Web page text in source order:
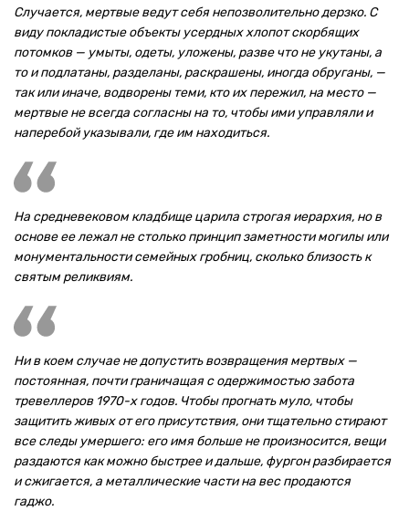
Случается, мертвые ведут себя непозволительно дерзко. С
виду покладистые объекты усердных хлопот скорбящих
потомков — умыты, одеты, уложены, разве что не укутаны, а
то и подлатаны, разделаны, раскрашены, иногда обруганы, —
так или иначе, водворены теми, кто их пережил, на место —
мертвые не всегда согласны на то, чтобы ими управляли и
наперебой указывали, где им находиться.
На средневековом кладбище царила строгая иерархия, но в
основе ее лежал не столько принцип заметности могилы или
монументальности семейных гробниц, сколько близость к
святым реликвиям.
Ни в коем случае не допустить возвращения мертвых —
постоянная, почти граничащая с одержимостью забота
тревеллеров 1970-х годов. Чтобы прогнать муло, чтобы
защитить живых от его присутствия, они тщательно стирают
все следы умершего: его имя больше не произносится, вещи
раздаются как можно быстрее и дальше, фургон разбирается
и сжигается, а металлические части на вес продаются
гаджо.